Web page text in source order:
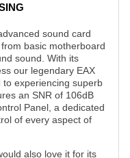
sound card
basic motherboard
sound. With its
our legendary EAX
experiencing superb
an SNR of 106dB
Panel, a dedicated
of every aspect of
also love it for its